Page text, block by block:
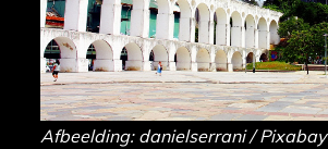
Afbeelding: danielserrani / Pixabay